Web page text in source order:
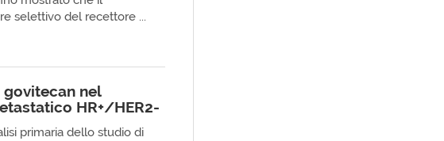
selettivo del recettore ...
govitecan nel
HR+/HER2-
primaria dello studio di